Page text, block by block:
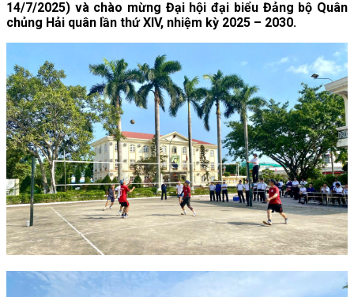
14/7/2025) và chào mừng Đại hội đại biểu Đảng bộ Quân
chủng Hải quân lần thứ XIV, nhiệm kỳ 2025 – 2030.